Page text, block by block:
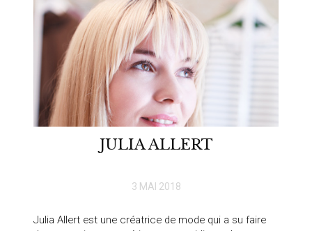
JULIA ALLERT
3 MAI 2018
Julia Allert est une créatrice de mode qui a su faire